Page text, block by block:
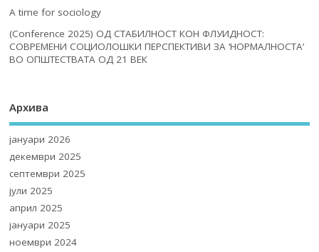
A time for sociology
(Conference 2025) ОД СТАБИЛНОСТ КОН ФЛУИДНОСТ:
СОВРЕМЕНИ СОЦИОЛОШКИ ПЕРСПЕКТИВИ ЗА ‘НОРМАЛНОСТА’
ВО ОПШТЕСТВАТА ОД 21 ВЕК
Архива
јануари 2026
декември 2025
септември 2025
јули 2025
април 2025
јануари 2025
ноември 2024